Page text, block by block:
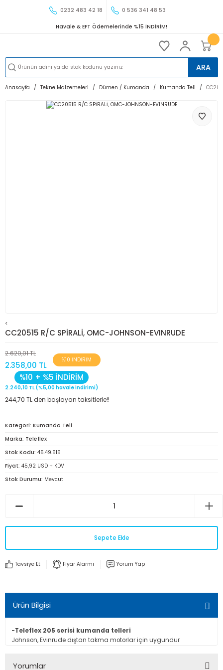
0232 483 42 18 0 536 341 48 53
Havale & EFT Ödemelerinde %15 İNDİRİM!
ARA
Anasayfa Tekne Malzemeleri Dümen / Kumanda Kumanda Teli
<
CC20515 R/C SPİRALİ, OMC-JOHNSON-EVINRUDE
2.620,01 TL
2.358,00 TL
%10 İNDİRİM
%10 + %5 İNDİRİM
2.240,10 TL (%5,00 havale indirimi)
244,70 TL den başlayan taksitlerle!!
Kategori Kumanda Teli
Marka Teleflex
Stok Kodu 45.49.515
Fiyat 45,92 USD + KDV
Stok Durumu Mevcut
Sepete Ekle
Tavsiye Et Fiyar Alarmı Yorum Yap
Ürün Bilgisi
-Teleflex 205 serisi kumanda telleri
Johnson, Evinrude dıştan takma motorlar için uygundur
Yorumlar